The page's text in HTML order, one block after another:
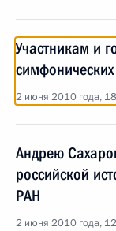
Участникам и
2 июня 2010 года,
Андрею
российской
РАН
2 июня 2010 года,